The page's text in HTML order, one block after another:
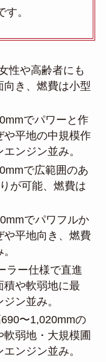
。
性や高齢者にも
き、燃費は小型
でパワーと作
や平地の中規模作
ンジン並み。
で広範囲のあ
が可能、燃費は
でパワフルか
平地向き、燃費
ラー仕様で直進
積や軟弱地に最
ン並み。
〜1,020mmの
弱地・大規模圃
ンジン並み。